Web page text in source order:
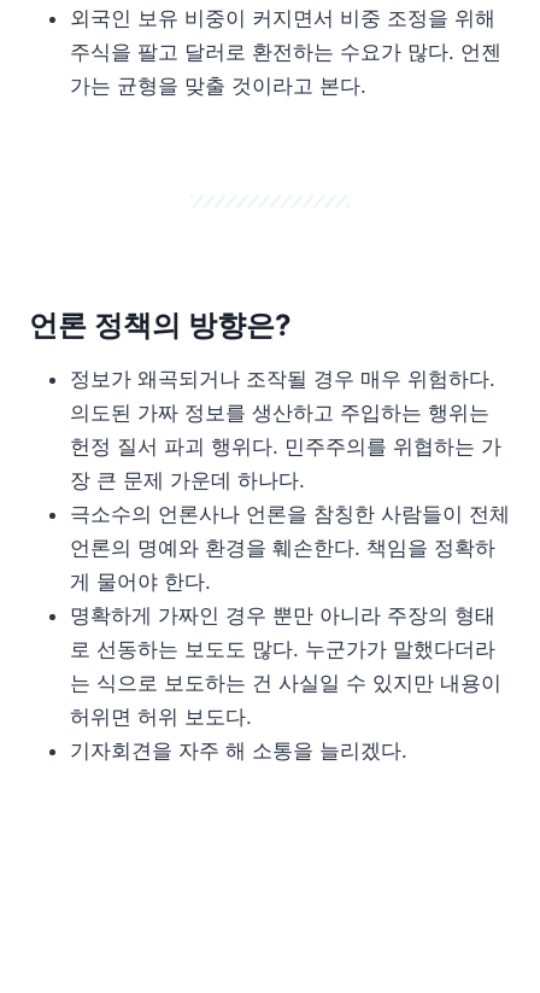
외국인 보유 비중이 커지면서 비중 조정을 위해
주식을 팔고 달러로 환전하는 수요가 많다. 언젠
가는 균형을 맞출 것이라고 본다.
언론 정책의 방향은?
정보가 왜곡되거나 조작될 경우 매우 위험하다.
의도된 가짜 정보를 생산하고 주입하는 행위는
헌정 질서 파괴 행위다. 민주주의를 위협하는 가
장 큰 문제 가운데 하나다.
극소수의 언론사나 언론을 참칭한 사람들이 전체
언론의 명예와 환경을 훼손한다. 책임을 정확하
게 물어야 한다.
명확하게 가짜인 경우 뿐만 아니라 주장의 형태
로 선동하는 보도도 많다. 누군가가 말했다더라
는 식으로 보도하는 건 사실일 수 있지만 내용이
허위면 허위 보도다.
기자회견을 자주 해 소통을 늘리겠다.